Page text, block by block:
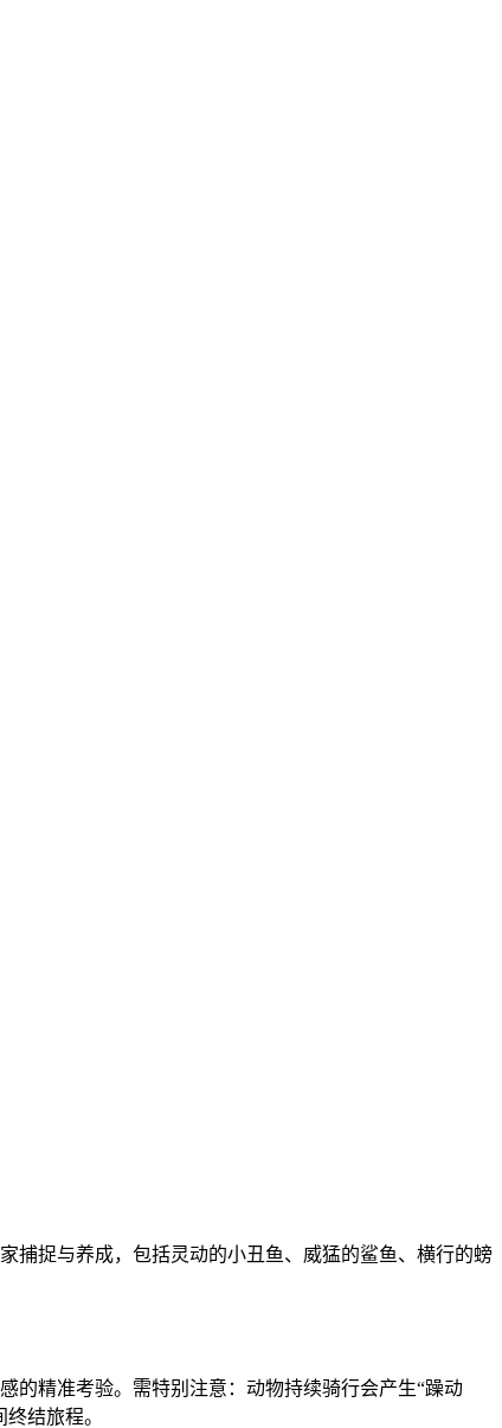
捕捉与养成，包括灵动的小丑鱼、威猛的鲨鱼、横行的螃
精准考验。需特别注意：动物持续骑行会产生“躁动
结旅程。